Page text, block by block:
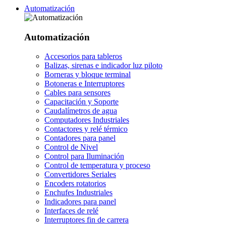
Automatización
Automatización
Accesorios para tableros
Balizas, sirenas e indicador luz piloto
Borneras y bloque terminal
Botoneras e Interruptores
Cables para sensores
Capacitación y Soporte
Caudalímetros de agua
Computadores Industriales
Contactores y relé térmico
Contadores para panel
Control de Nivel
Control para Iluminación
Control de temperatura y proceso
Convertidores Seriales
Encoders rotatorios
Enchufes Industriales
Indicadores para panel
Interfaces de relé
Interruptores fin de carrera